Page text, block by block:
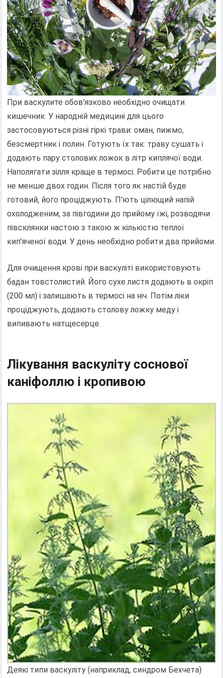
При васкулите обов'язково необхідно очищати
кишечник. У народній медицині для цього
застосовуються різні гіркі трави: оман, пижмо,
безсмертник і полин. Готують їх так: траву сушать і
додають пару столових ложок в літр киплячої води.
Наполягати зілля краще в термосі. Робити це потрібно
не менше двох годин. Після того як настій буде
готовий, його проціджують. П'ють цілющий напій
охолодженим, за півгодини до прийому їжі, розводячи
півсклянки настою з такою ж кількістю теплої
кип'яченої води. У день необхідно робити два прийоми.
Для очищення крові при васкуліті використовують
бадан товстолистий. Його сухе листя додають в окріп
(200 мл) і залишають в термосі на ніч. Потім ліки
проціджують, додають столову ложку меду і
випивають натщесерце.
Лікування васкуліту соснової
каніфоллю і кропивою
Деякі типи васкуліту (наприклад, синдром Бехчета)